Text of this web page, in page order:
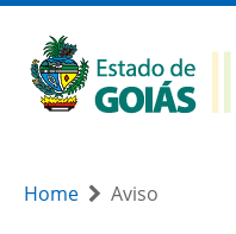
Home Aviso